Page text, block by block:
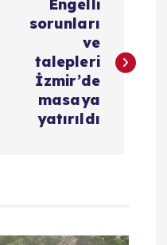
Engelli
sorunları
ve
talepleri
İzmir’de
masaya
yatırıldı